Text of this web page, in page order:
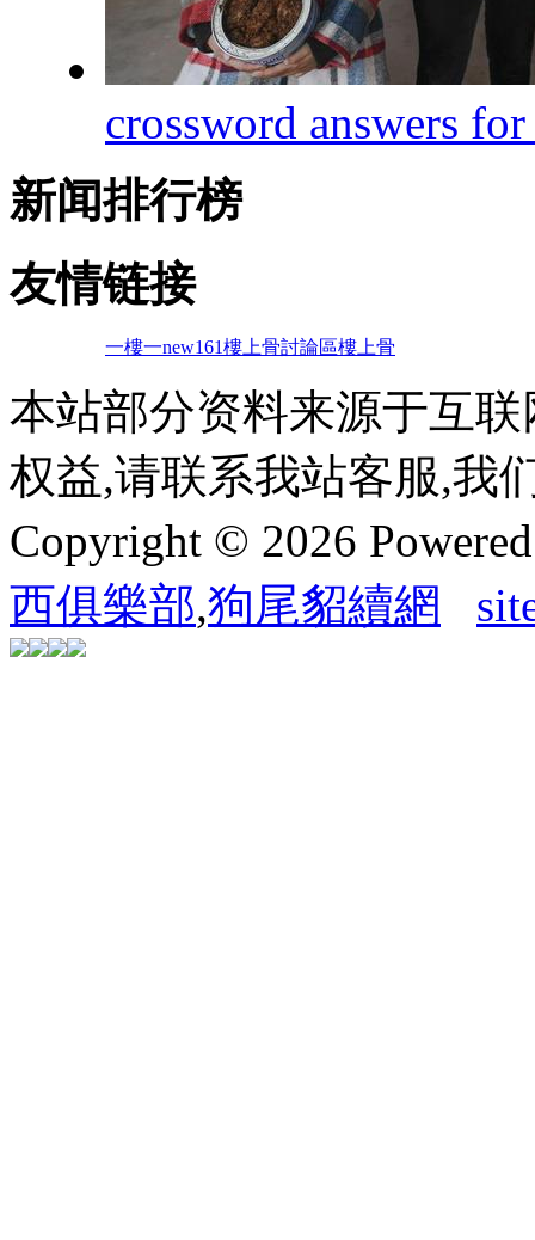
crossword answers
新闻排行榜
友情链接
一樓一new161樓上骨討論區樓上骨
本站部分资料来源于互
权益,请联系我站客服,我
Copyright © 2026
西俱樂部,狗尾貂續網